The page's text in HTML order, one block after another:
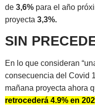
de 3,6% para el año
proyecta 3,3%.
SIN
En lo que consideran
consecuencia del Covid
mañana proyecta ahora
retrocederá 4.9% en